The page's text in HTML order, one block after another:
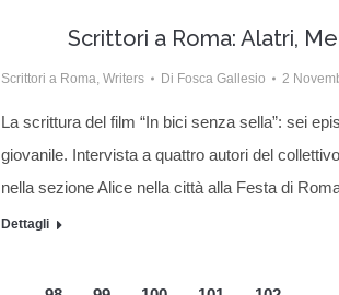
Scrittori a Roma: Alatri,
Scrittori a Roma, Writers Di Fosca Gallesio 2
La scrittura del film “In bici senza sella”: sei
giovanile. Intervista a quattro autori del
nella sezione Alice nella città alla Festa di
Dettagli